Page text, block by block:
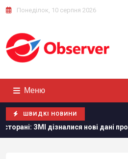
Понеділок, 10 серпня 2026
Меню
ШВИДКІ НОВИНИ
нові дані про кількість загиблих